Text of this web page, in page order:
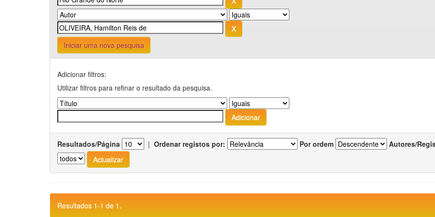
Iniciar uma nova pesquisa
Adicionar filtros:
Utilizar filtros para refinar o resultado da pesquisa.
Resultados/Página | Ordenar registos por: Por ordem Autores/
Resultados 1-1 de 1.